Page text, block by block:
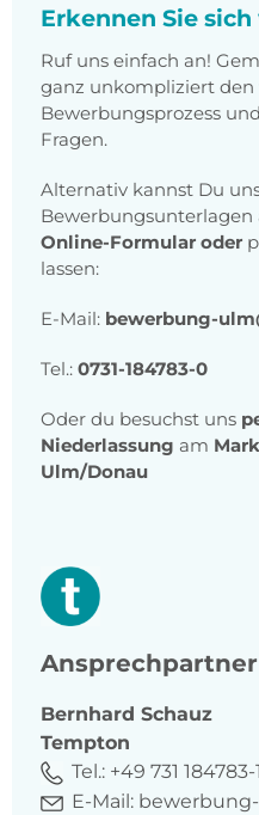
Erkennen Sie
Ruf uns einfach an!
ganz unkompliziert den
Bewerbungsprozess
Fragen.
Alternativ kannst Du
Online-Formular oder
lassen:
E-Mail: bewerbung-
Tel.: 0731-184783-0
Oder du besuchst uns
Niederlassung am
Ulm/Donau
Ansprechpartner
Bernhard Schauz
Tempton
Tel.: +49 731 184783-
E-Mail: